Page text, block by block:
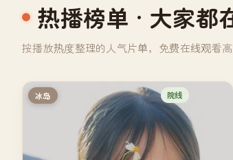
热播榜单 · 大家都
按播放热度整理的人气片单，免费在线观看
冰岛 院线